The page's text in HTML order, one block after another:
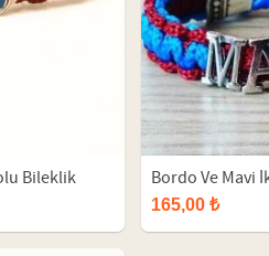
Bileklik Bordo Ve Mavi
165,00 ₺